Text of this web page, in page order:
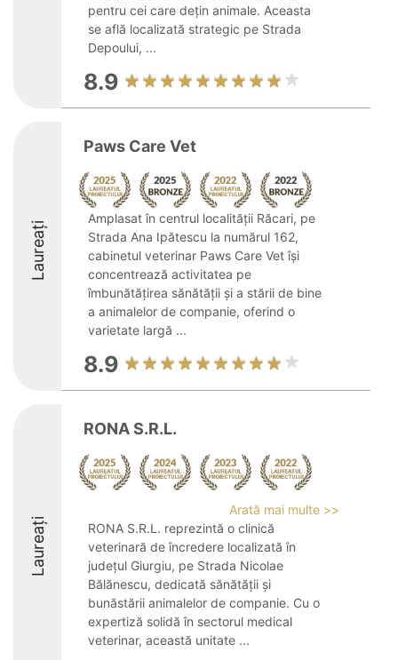
pentru cei care dețin animale. Aceasta
se află localizată strategic pe Strada
Depoului, ...
8.9
Laureați
Paws Care Vet
Amplasat în centrul localității Răcari, pe
Strada Ana Ipătescu la numărul 162,
cabinetul veterinar Paws Care Vet își
concentrează activitatea pe
îmbunătățirea sănătății și a stării de bine
a animalelor de companie, oferind o
varietate largă ...
8.9
Laureați
RONA S.R.L.
Arată mai multe >>
RONA S.R.L. reprezintă o clinică
veterinară de încredere localizată în
județul Giurgiu, pe Strada Nicolae
Bălănescu, dedicată sănătății și
bunăstării animalelor de companie. Cu o
expertiză solidă în sectorul medical
veterinar, această unitate ...